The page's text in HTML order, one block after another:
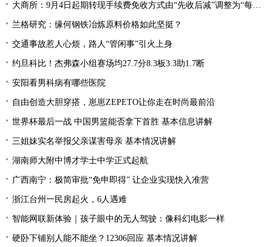
大商所：9月4日起期转现手续费免收方式由“先收后减”调整为“每日直接减免”
兰格研究：缘何钢铁冶炼原料价格如此坚挺？
交通事故惹人心烦，路人“管闲事”引火上身
约旦科比！杰弗森小组赛场均27.7分8.3板3.3助1.7断
安阳看男科病有哪些医院
自由创造大胆穿搭，崽崽ZEPETO让你走在时尚最前沿
世界杯最后一战 中国男篮能否拿下首胜 基本信息讲解
三姐妹实名举报父亲谋害母亲 基本情况讲解
湖南师大附中博才学士中学正式起航
广西南宁：极简审批“免申即得” 让企业实现快入准营
浙江台州一民房起火，6人遇难
智能网联新体验｜孩子眼中的无人驾驶：像科幻电影一样
硬卧下铺别人能不能坐？12306回应 基本情况讲解